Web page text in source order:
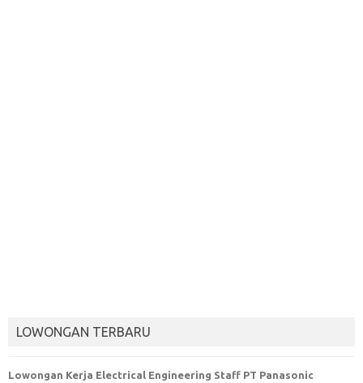
LOWONGAN TERBARU
Lowongan Kerja Electrical Engineering Staff PT Panasonic